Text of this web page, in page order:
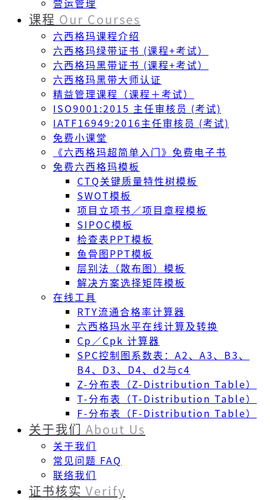
营运管理
课程 Our Courses
六西格玛课程介绍
六西格玛绿带证书 (课程+考试）
六西格玛黑带证书 (课程+考试）
六西格玛黑带大师认证
精益管理课程（课程＋考试）
ISO9001:2015 主任审核员 (考试)
IATF16949:2016主任审核员 (考试)
免费小课堂
《六西格玛超简单入门》免费电子书
免费六西格玛模板
CTQ关键质量特性树模板
SWOT模板
项目立项书／项目章程模板
SIPOC模板
检查表PPT模板
鱼骨图PPT模板
层别法（散布图）模板
解决方案选择矩阵模板
在线工具
RTY流通合格率计算器
六西格玛水平在线计算及转换
Cp／Cpk 计算器
SPC控制图系数表：A2、A3、B3、
B4、D3、D4、d2与c4
Z-分布表（Z-Distribution Table）
T-分布表（T-Distribution Table）
F-分布表（F-Distribution Table）
关于我们 About Us
关于我们
常见问题 FAQ
联络我们
证书核实 Verify